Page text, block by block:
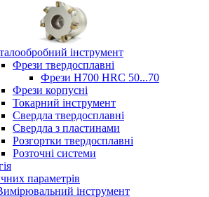
інструмент
Фрези твердосплавні
Фрези H700 HRC 50...70
Фрези корпусні
Токарний інструмент
Свердла твердосплавні
Свердла з пластинами
Розгортки твердосплавні
Розточні системи
параметрів